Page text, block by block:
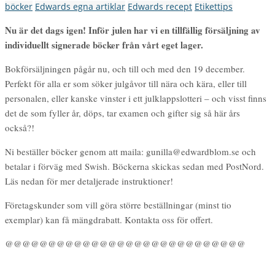
böcker Edwards egna artiklar Edwards recept Etikettips
Nu är det dags igen! Inför julen har vi en tillfällig försäljning av
individuellt signerade böcker från vårt eget lager.
Bokförsäljningen pågår nu, och till och med den 19 december.
Perfekt för alla er som söker julgåvor till nära och kära, eller till
personalen, eller kanske vinster i ett julklappslotteri – och visst finns
det de som fyller år, döps, tar examen och gifter sig så här års
också?!
Ni beställer böcker genom att maila: gunilla@edwardblom.se och
betalar i förväg med Swish. Böckerna skickas sedan med PostNord.
Läs nedan för mer detaljerade instruktioner!
Företagskunder som vill göra större beställningar (minst tio
exemplar) kan få mängdrabatt. Kontakta oss för offert.
@@@@@@@@@@@@@@@@@@@@@@@@@@@@